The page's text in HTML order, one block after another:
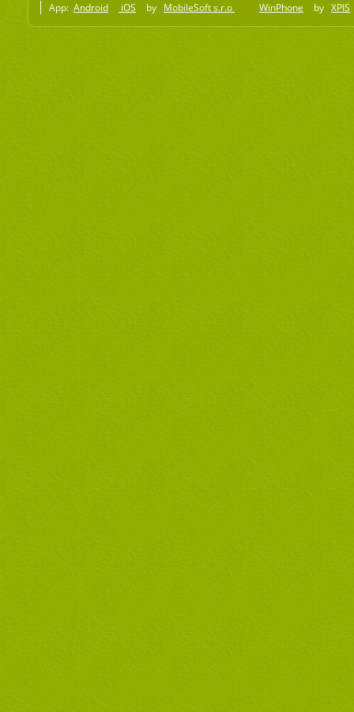
App: Android iOS by MobileSoft s.r.o WinPhone by XPIS